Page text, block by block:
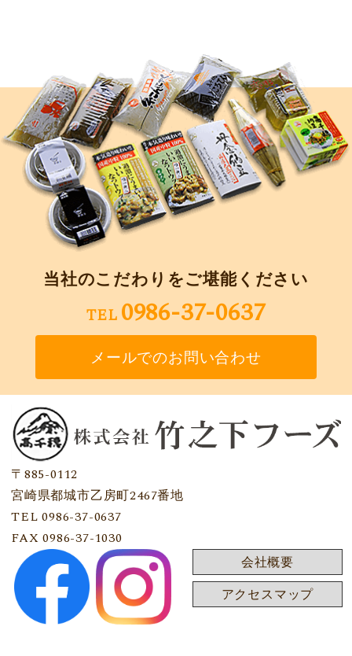
当社のこだわりをご堪能ください
TEL 0986-37-0637
メールでのお問い合わせ
〒885-0112
宮崎県都城市乙房町2467番地
TEL 0986-37-0637
FAX 0986-37-1030
会社概要
アクセスマップ